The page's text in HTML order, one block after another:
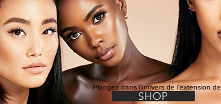
Plongez dans l’univers de l’extension de
SHOP